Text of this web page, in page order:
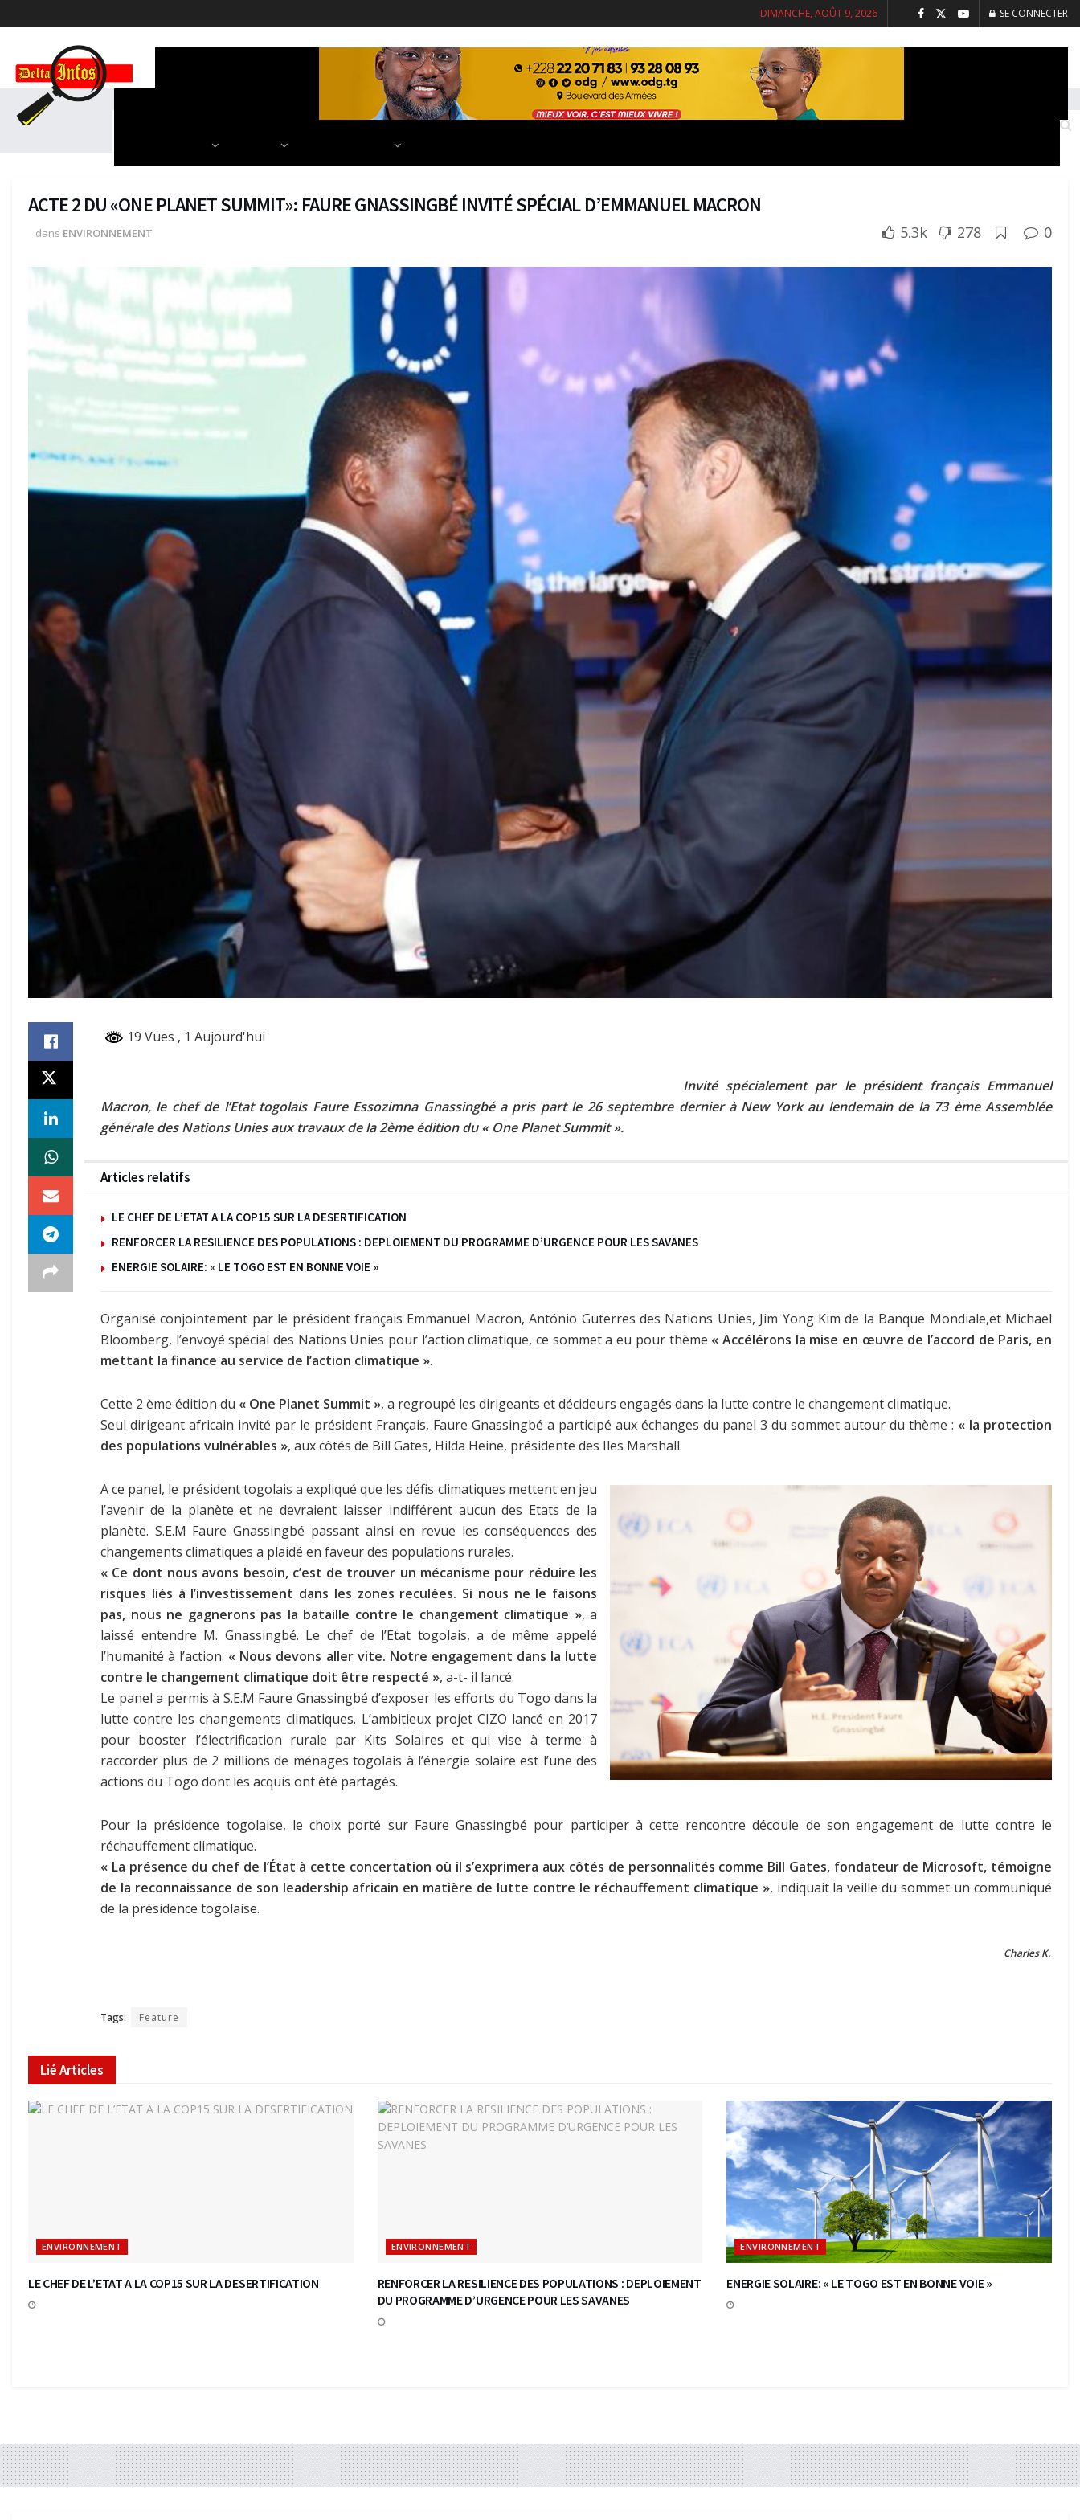
DIMANCHE, AOÛT 9, 2026 SE CONNECTER
ECONOMIE FINANCE DÉVELOPPEMENT EDUCATION INTERVIEWS SANTE
ACTE 2 DU «ONE PLANET SUMMIT»: FAURE GNASSINGBÉ INVITÉ SPÉCIAL D’EMMANUEL MACRON
dans ENVIRONNEMENT 5.3k 278 0
19 Vues , 1 Aujourd'hui
Invité spécialement par le président français Emmanuel
Macron, le chef de l’Etat togolais Faure Essozimna Gnassingbé a pris part le 26 septembre dernier à New York au lendemain de la 73 ème Assemblée
générale des Nations Unies aux travaux de la 2ème édition du « One Planet Summit ».
Articles relatifs
LE CHEF DE L’ETAT A LA COP15 SUR LA DESERTIFICATION
RENFORCER LA RESILIENCE DES POPULATIONS : DEPLOIEMENT DU PROGRAMME D’URGENCE POUR LES SAVANES
ENERGIE SOLAIRE: « LE TOGO EST EN BONNE VOIE »
Organisé conjointement par le président français Emmanuel Macron, António Guterres des Nations Unies, Jim Yong Kim de la Banque Mondiale,et Michael
Bloomberg, l’envoyé spécial des Nations Unies pour l’action climatique, ce sommet a eu pour thème « Accélérons la mise en œuvre de l’accord de Paris, en
mettant la finance au service de l’action climatique ».
Cette 2 ème édition du « One Planet Summit », a regroupé les dirigeants et décideurs engagés dans la lutte contre le changement climatique.
Seul dirigeant africain invité par le président Français, Faure Gnassingbé a participé aux échanges du panel 3 du sommet autour du thème : « la protection
des populations vulnérables », aux côtés de Bill Gates, Hilda Heine, présidente des Iles Marshall.
A ce panel, le président togolais a expliqué que les défis climatiques mettent en jeu
l’avenir de la planète et ne devraient laisser indifférent aucun des Etats de la
planète. S.E.M Faure Gnassingbé passant ainsi en revue les conséquences des
changements climatiques a plaidé en faveur des populations rurales.
« Ce dont nous avons besoin, c’est de trouver un mécanisme pour réduire les
risques liés à l’investissement dans les zones reculées. Si nous ne le faisons
pas, nous ne gagnerons pas la bataille contre le changement climatique », a
laissé entendre M. Gnassingbé. Le chef de l’Etat togolais, a de même appelé
l’humanité à l’action. « Nous devons aller vite. Notre engagement dans la lutte
contre le changement climatique doit être respecté », a-t- il lancé.
Le panel a permis à S.E.M Faure Gnassingbé d’exposer les efforts du Togo dans la
lutte contre les changements climatiques. L’ambitieux projet CIZO lancé en 2017
pour booster l’électrification rurale par Kits Solaires et qui vise à terme à
raccorder plus de 2 millions de ménages togolais à l’énergie solaire est l’une des
actions du Togo dont les acquis ont été partagés.
Pour la présidence togolaise, le choix porté sur Faure Gnassingbé pour participer à cette rencontre découle de son engagement de lutte contre le
réchauffement climatique.
« La présence du chef de l’État à cette concertation où il s’exprimera aux côtés de personnalités comme Bill Gates, fondateur de Microsoft, témoigne
de la reconnaissance de son leadership africain en matière de lutte contre le réchauffement climatique », indiquait la veille du sommet un communiqué
de la présidence togolaise.
Charles K.
Tags: Feature
LiéArticles
ENVIRONNEMENT
LE CHEF DE L’ETAT A LA COP15 SUR LA DESERTIFICATION
ENVIRONNEMENT
RENFORCER LA RESILIENCE DES POPULATIONS : DEPLOIEMENT
DU PROGRAMME D’URGENCE POUR LES SAVANES
ENVIRONNEMENT
ENERGIE SOLAIRE: « LE TOGO EST EN BONNE VOIE »